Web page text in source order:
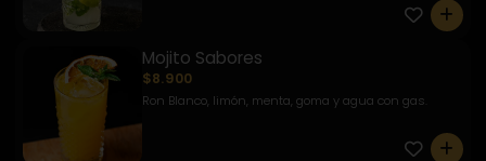
0
Mojito Sabores
$8.900
Ron Blanco, limón, menta, goma y agua con gas.
0